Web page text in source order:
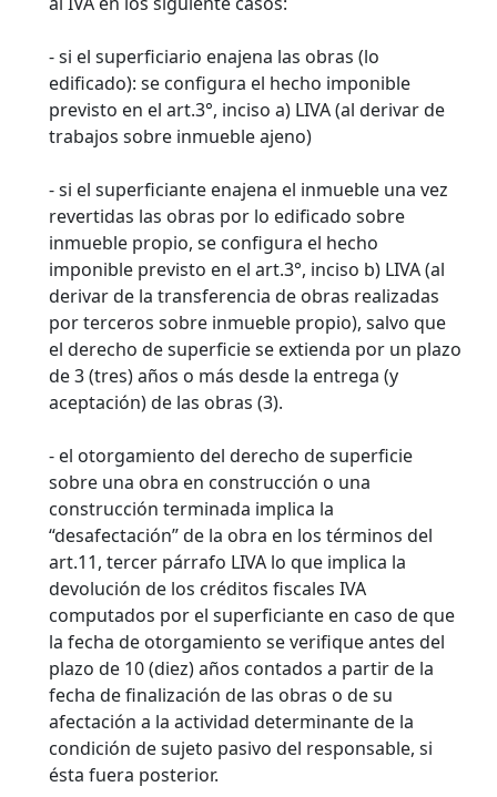
- si el superficiario enajena las obras (lo
edificado): se configura el hecho imponible
previsto en el art.3°, inciso a) LIVA (al derivar de
trabajos sobre inmueble ajeno)
- si el superficiante enajena el inmueble una vez
revertidas las obras por lo edificado sobre
inmueble propio, se configura el hecho
imponible previsto en el art.3°, inciso b) LIVA (al
derivar de la transferencia de obras realizadas
por terceros sobre inmueble propio), salvo que
el derecho de superficie se extienda por un plazo
de 3 (tres) años o más desde la entrega (y
aceptación) de las obras (3).
- el otorgamiento del derecho de superficie
sobre una obra en construcción o una
construcción terminada implica la
“desafectación” de la obra en los términos del
art.11, tercer párrafo LIVA lo que implica la
devolución de los créditos fiscales IVA
computados por el superficiante en caso de que
la fecha de otorgamiento se verifique antes del
plazo de 10 (diez) años contados a partir de la
fecha de finalización de las obras o de su
afectación a la actividad determinante de la
condición de sujeto pasivo del responsable, si
ésta fuera posterior.